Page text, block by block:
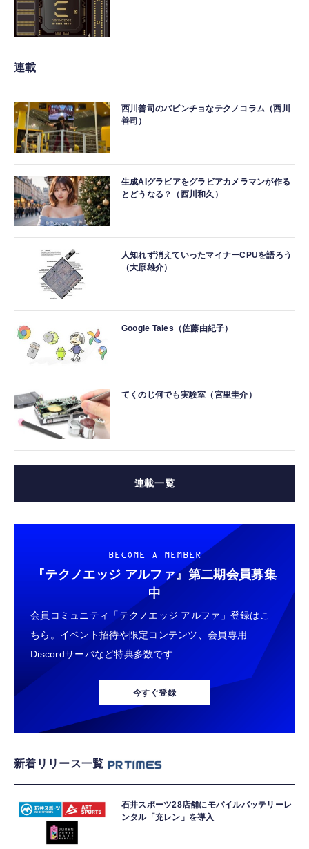
連載
西川善司のバビンチョなテクノコラム（西川
善司）
生成AIグラビアをグラビアカメラマンが作る
とどうなる？（西川和久）
人知れず消えていったマイナーCPUを語ろう
（大原雄介）
Google Tales（佐藤由紀子）
てくのじ何でも実験室（宮里圭介）
連載一覧
BECOME A MEMBER
『テクノエッジ アルファ』 第二期会員募集
中
会員コミュニティ「テクノエッジ アルファ」登録はこ
ちら。イベント招待や限定コンテンツ、会員専用
Discordサーバなど特典多数です
今すぐ登録
新着リリース一覧
石井スポーツ28店舗にモバイルバッテリーレ
ンタル「充レン」を導入